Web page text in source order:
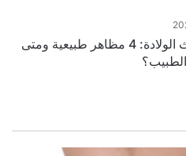
طفلك حديث الولادة: 4 مظاهر طبيعية ومتى